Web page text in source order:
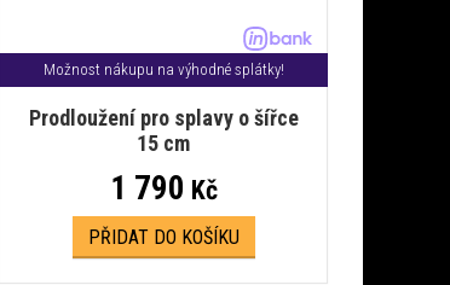
Možnost nákupu na výhodné splátky!
Prodloužení pro splavy o šířce
15 cm
1 790 Kč
PŘIDAT DO KOŠÍKU